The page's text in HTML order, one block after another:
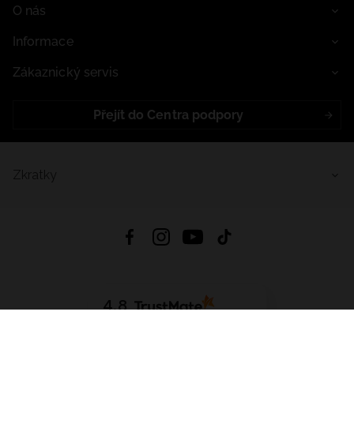
O nás
Informace
Zákaznický servis
Přejít do Centra podpory
4.8